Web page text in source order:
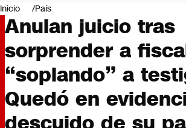
Negocios
Deportes
Programas completos
Cultura
Servicios
Bits
CNN Data
CNN tiempo
Futuro 360
Inicio País
Anulan juicio tras
sorprender a
“soplando” a
Quedó en